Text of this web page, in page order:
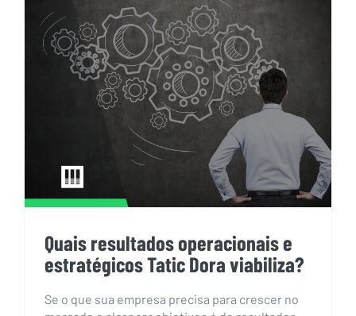
Quais resultados operacionais e
estratégicos Tatic Dora
viabiliza?
Quais resultados operacionais e
estratégicos Tatic Dora viabiliza?
Se o que sua empresa precisa para crescer no